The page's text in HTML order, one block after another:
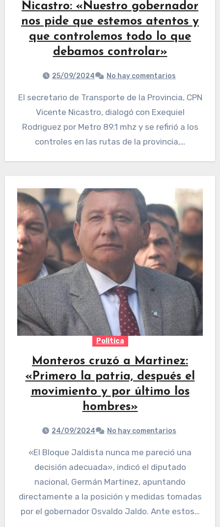
Nicastro: «Nuestro gobernador
nos pide que estemos atentos y
que controlemos todo lo que
debamos controlar»
25/09/2024 No hay comentarios
El secretario de Transporte de la Provincia, CPN
Vicente Nicastro, dialogó con Exequiel
Rodriguez por Metro 89.1 mhz y se refirió a los
controles en las rutas de la provincia,…
Politica
Monteros cruzó a Martinez:
«Primero la patria, después el
movimiento y por último los
hombres»
24/09/2024 No hay comentarios
«El Bloque Jaldista nunca me pareció una
decisión adecuada», indicó el diputado
nacional, Germán Martinez, apuntando
directamente a la posición y medidas tomadas
por el gobernador Osvaldo Jaldo. Ante estos…